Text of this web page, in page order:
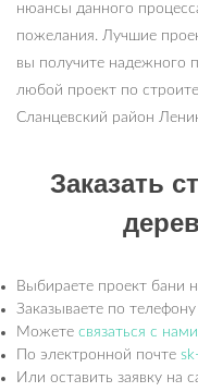
нюансы данного
пожелания. Лучшие
вы получите надежного
любой проект по
Сланцевский район
Заказать
Выбираете проект бани
Заказываете по телефону
Можете связаться с
По электронной почте
Или оставить заявку на